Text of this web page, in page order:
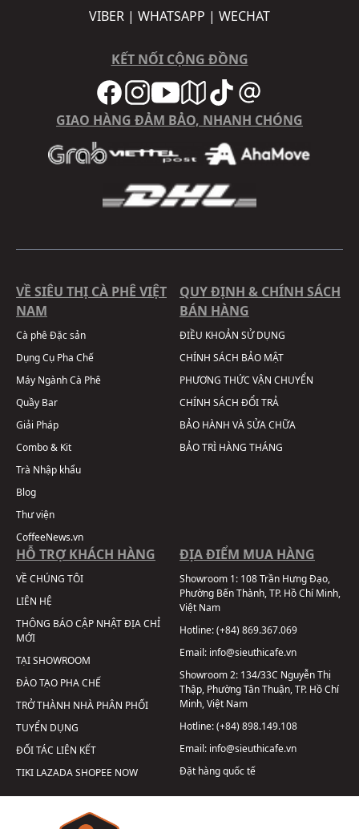
VIBER | WHATSAPP | WECHAT
KẾT NỐI CỘNG ĐỒNG
GIAO HÀNG ĐẢM BẢO, NHANH CHÓNG
VỀ SIÊU THỊ CÀ PHÊ VIỆT
NAM
Cà phê Đặc sản
Dụng Cụ Pha Chế
Máy Ngành Cà Phê
Quầy Bar
Giải Pháp
Combo & Kit
Trà Nhập khẩu
Blog
Thư viện
CoffeeNews.vn
QUY ĐỊNH & CHÍNH SÁCH
BÁN HÀNG
ĐIỀU KHOẢN SỬ DỤNG
CHÍNH SÁCH BẢO MẬT
PHƯƠNG THỨC VẬN CHUYỂN
CHÍNH SÁCH ĐỔI TRẢ
BẢO HÀNH VÀ SỬA CHỮA
BẢO TRÌ HÀNG THÁNG
HỖ TRỢ KHÁCH HÀNG
VỀ CHÚNG TÔI
LIÊN HỆ
THÔNG BÁO CẬP NHẬT ĐỊA CHỈ
MỚI
TẠI SHOWROOM
ĐÀO TẠO PHA CHẾ
TRỞ THÀNH NHÀ PHÂN PHỐI
TUYỂN DỤNG
ĐỐI TÁC LIÊN KẾT
TIKI LAZADASHOPEE NOW
ĐỊA ĐIỂM MUA HÀNG
Showroom 1: 108 Trần Hưng Đạo,
Phường Bến Thành, TP. Hồ Chí Minh,
Việt Nam
Hotline:(+84) 869.367.069
Email: info@sieuthicafe.vn
Showroom 2: 134/33C Nguyễn Thị
Thập, Phường Tân Thuận, TP. Hồ Chí
Minh, Việt Nam
Hotline:(+84) 898.149.108
Email: info@sieuthicafe.vn
Đặt hàng quốc tế